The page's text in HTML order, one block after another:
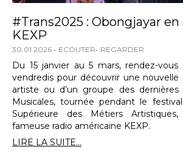
#Trans2025 : Obongjayar en
KEXP
30.01.2026 ECOUTER REGARDER
Du 15 janvier au 5 mars, rendez-
vendredis pour découvrir une nouvelle
artiste ou d’un groupe des dernières
Musicales, tournée pendant le
Supérieure des Métiers
fameuse radio américaine KEXP.
LIRE LA SUITE...